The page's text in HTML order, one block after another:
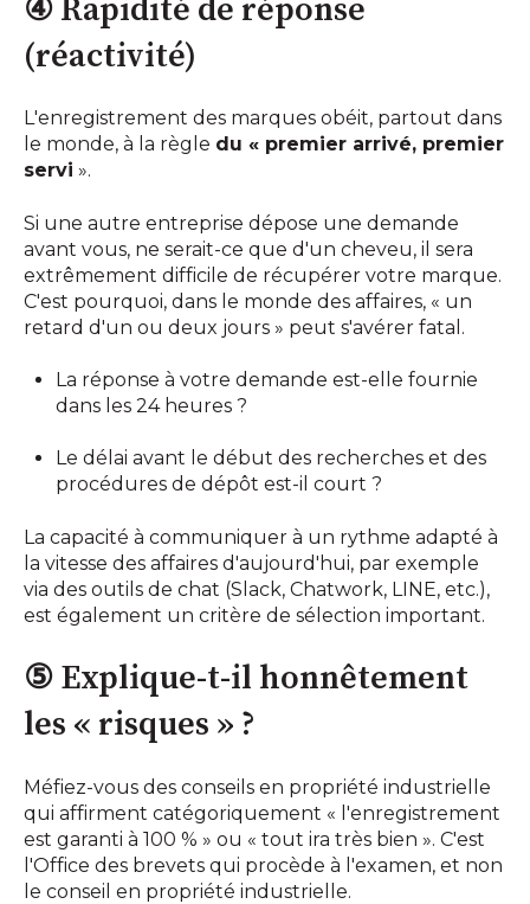
④ Rapidité de réponse
(réactivité)
L'enregistrement des marques obéit, partout dans
le monde, à la règle du « premier arrivé, premier
servi ».
Si une autre entreprise dépose une demande
avant vous, ne serait-ce que d'un cheveu, il sera
extrêmement difficile de récupérer votre marque.
C'est pourquoi, dans le monde des affaires, « un
retard d'un ou deux jours » peut s'avérer fatal.
La réponse à votre demande est-elle fournie
dans les 24 heures ?
Le délai avant le début des recherches et des
procédures de dépôt est-il court ?
La capacité à communiquer à un rythme adapté à
la vitesse des affaires d'aujourd'hui, par exemple
via des outils de chat (Slack, Chatwork, LINE, etc.),
est également un critère de sélection important.
⑤ Explique-t-il honnêtement
les « risques » ?
Méfiez-vous des conseils en propriété industrielle
qui affirment catégoriquement « l'enregistrement
est garanti à 100 % » ou « tout ira très bien ». C'est
l'Office des brevets qui procède à l'examen, et non
le conseil en propriété industrielle.